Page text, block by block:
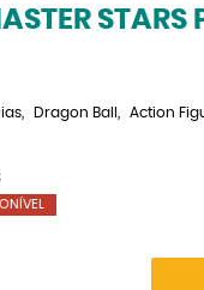
STARS
Dragon Ball Action